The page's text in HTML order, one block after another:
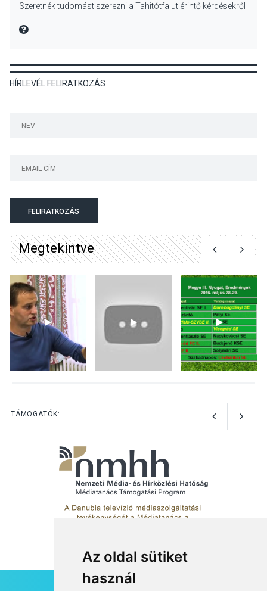
Az oldal sütiket
használ
Megújulnak Szentendre
művészetek jegyében
Esztergomban
2026 AUG 03
A kimondatlan üzenetek
nyomában – Ingyenes
metakommunikációs
foglalkozások Szentendrén
Szeretnék tudomást szerezni a Tahitótfalut érintő kérdésekről
MIRE MONDTA
HÍRLEVÉL FELIRATKOZÁS
FELIRATKOZÁS
Megtekintve
TÁMOGATÓK: